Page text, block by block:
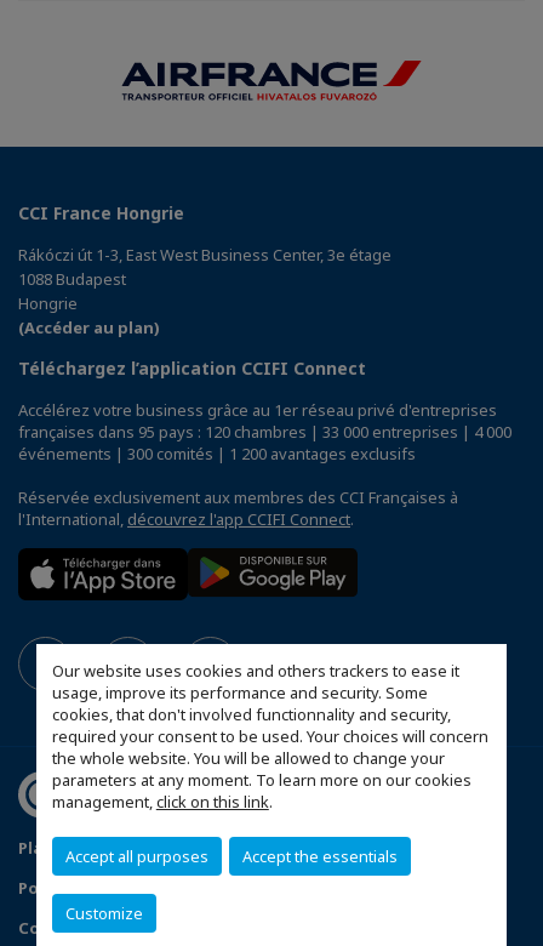
Our website uses cookies and others trackers to ease it
usage, improve its performance and security. Some
cookies, that don't involved functionnality and security,
required your consent to be used. Your choices will concern
the whole website. You will be allowed to change your
parameters at any moment. To learn more on our cookies
management,click on this link.
Accept all purposes Accept the essentials
Customize
CCI France Hongrie
Rákóczi út 1-3, East West Business Center, 3e étage
1088 Budapest
Hongrie
(Accéder au plan)
Téléchargez l’application CCIFI Connect
Accélérez votre business grâce au 1er réseau privé d'entreprises
françaises dans 95 pays : 120 chambres | 33 000 entreprises | 4 000
événements | 300 comités | 1 200 avantages exclusifs
Réservée exclusivement aux membres des CCI Françaises à
l'International, découvrez l'app CCIFI Connect.
Plan du site
Mentions légales
Politique de confidentialité
Configurer vos préférences cookies